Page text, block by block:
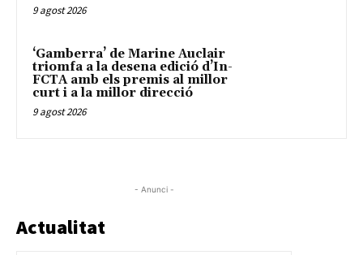
9 agost 2026
‘Gamberra’ de Marine Auclair
triomfa a la desena edició d’In-
FCTA amb els premis al millor
curt i a la millor direcció
9 agost 2026
- Anunci -
Actualitat